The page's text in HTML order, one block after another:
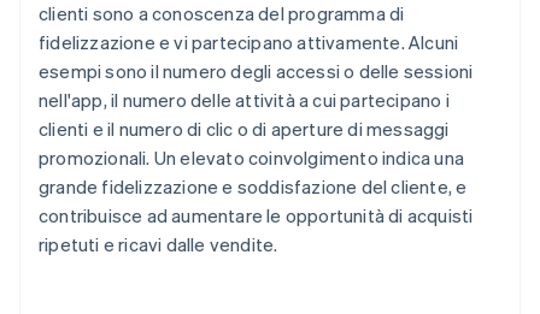
clienti sono a conoscenza del programma di
fidelizzazione e vi partecipano attivamente. Alcuni
esempi sono il numero degli accessi o delle sessioni
nell'app, il numero delle attività a cui partecipano i
clienti e il numero di clic o di aperture di messaggi
promozionali. Un elevato coinvolgimento indica una
grande fidelizzazione e soddisfazione del cliente, e
contribuisce ad aumentare le opportunità di acquisti
ripetuti e ricavi dalle vendite.